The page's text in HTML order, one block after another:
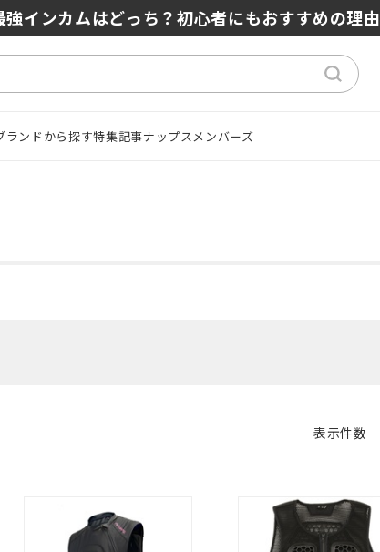
強インカムはどっち？初心者にもおすすめの理由
スコーティング徹底解説【撥水×高耐久】
ランドから探す特集記事ナップスメンバーズ
表示件数